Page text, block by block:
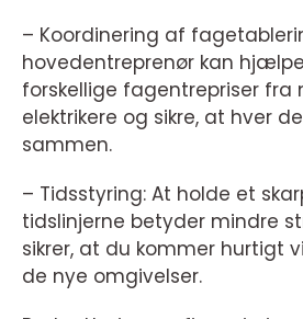
– Koordinering af
hovedentreprenør kan
forskellige fagentrepriser fra
elektrikere og sikre, at hver
sammen.
– Tidsstyring: At holde et
tidslinjerne betyder mindre
sikrer, at du kommer hurtigt
de nye omgivelser.